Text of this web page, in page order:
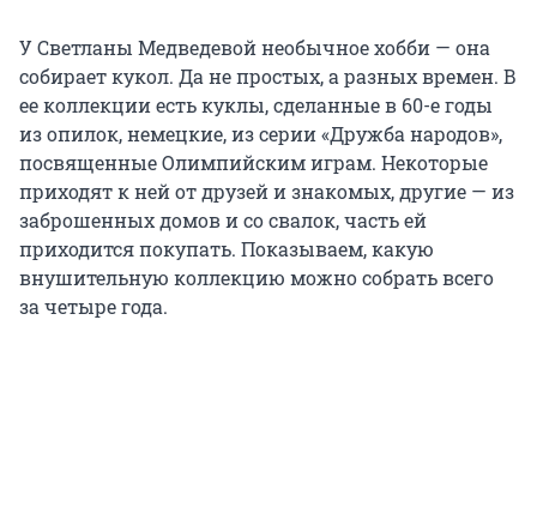
У Светланы Медведевой необычное хобби — она
собирает кукол. Да не простых, а разных времен. В
ее коллекции есть куклы, сделанные в 60-е годы
из опилок, немецкие, из серии «Дружба народов»,
посвященные Олимпийским играм. Некоторые
приходят к ней от друзей и знакомых, другие — из
заброшенных домов и со свалок, часть ей
приходится покупать. Показываем, какую
внушительную коллекцию можно собрать всего
за четыре года.